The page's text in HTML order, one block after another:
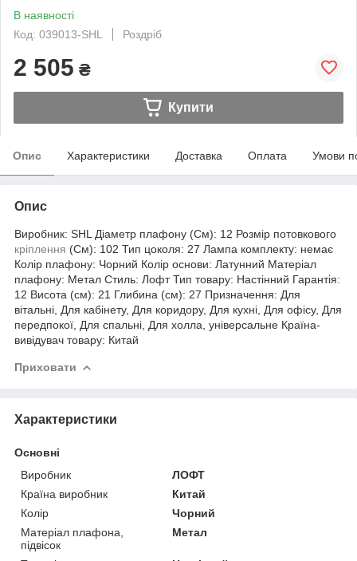
В наявності
Код: 039013-SHL
Роздріб
2 505 ₴
Купити
Опис Характеристики Доставка Оплата Умови
Опис
Виробник: SHL Діаметр плафону (См): 12 Розмір потовкового
кріплення (См): 102 Тип цоколя: 27 Лампа комплекту: немає
Колір плафону: Чорний Колір основи: Латунний Матеріал
плафону: Метал Стиль: Лофт Тип товару: Настінний Гарантія:
12 Висота (см): 21 Глибина (см): 27 Призначення: Для
вітальні, Для кабінету, Для коридору, Для кухні, Для офісу, Для
передпокої, Для спальні, Для холла, універсальне Країна-
вивідувач товару: Китай
Приховати
Характеристики
Основні
Виробник
ЛОФТ
Країна виробник
Китай
Колір
Чорний
Матеріал плафона,
підвісок
Метал